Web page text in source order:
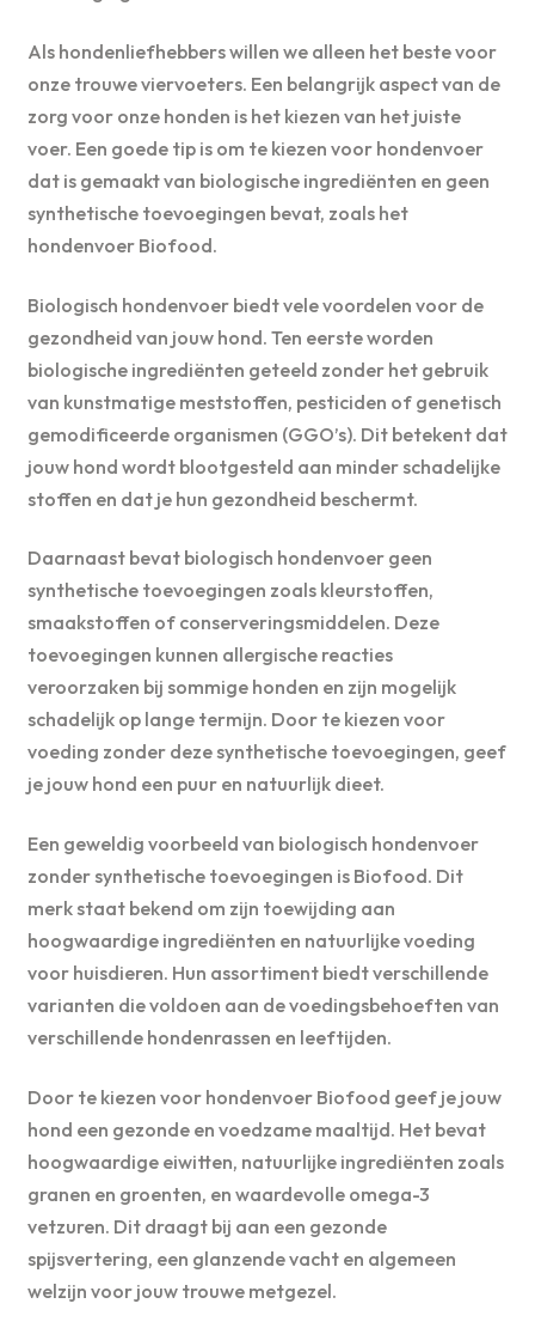
Als hondenliefhebbers willen we alleen het beste voor
onze trouwe viervoeters. Een belangrijk aspect van de
zorg voor onze honden is het kiezen van het juiste
voer. Een goede tip is om te kiezen voor hondenvoer
dat is gemaakt van biologische ingrediënten en geen
synthetische toevoegingen bevat, zoals het
hondenvoer Biofood.
Biologisch hondenvoer biedt vele voordelen voor de
gezondheid van jouw hond. Ten eerste worden
biologische ingrediënten geteeld zonder het gebruik
van kunstmatige meststoffen, pesticiden of genetisch
gemodificeerde organismen (GGO’s). Dit betekent dat
jouw hond wordt blootgesteld aan minder schadelijke
stoffen en dat je hun gezondheid beschermt.
Daarnaast bevat biologisch hondenvoer geen
synthetische toevoegingen zoals kleurstoffen,
smaakstoffen of conserveringsmiddelen. Deze
toevoegingen kunnen allergische reacties
veroorzaken bij sommige honden en zijn mogelijk
schadelijk op lange termijn. Door te kiezen voor
voeding zonder deze synthetische toevoegingen, geef
je jouw hond een puur en natuurlijk dieet.
Een geweldig voorbeeld van biologisch hondenvoer
zonder synthetische toevoegingen is Biofood. Dit
merk staat bekend om zijn toewijding aan
hoogwaardige ingrediënten en natuurlijke voeding
voor huisdieren. Hun assortiment biedt verschillende
varianten die voldoen aan de voedingsbehoeften van
verschillende hondenrassen en leeftijden.
Door te kiezen voor hondenvoer Biofood geef je jouw
hond een gezonde en voedzame maaltijd. Het bevat
hoogwaardige eiwitten, natuurlijke ingrediënten zoals
granen en groenten, en waardevolle omega-3
vetzuren. Dit draagt bij aan een gezonde
spijsvertering, een glanzende vacht en algemeen
welzijn voor jouw trouwe metgezel.